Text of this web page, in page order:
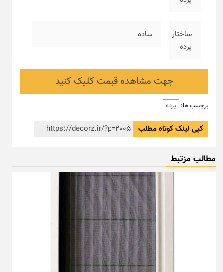
ساختار
پرده
ساده
جهت مشاهده قیمت کلیک کنید
برچسب ها: پرده
کپی لینک کوتاه مطلب
مطالب مزتبط